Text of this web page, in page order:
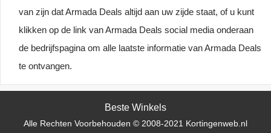
van zijn dat Armada Deals altijd aan uw zijde staat, of u kunt
klikken op de link van Armada Deals social media onderaan
de bedrijfspagina om alle laatste informatie van Armada Deals
te ontvangen.
Beste Winkels
Alle Rechten Voorbehouden © 2008-2021 Kortingenweb.nl